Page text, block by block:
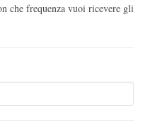
che frequenza vuoi ricevere gli